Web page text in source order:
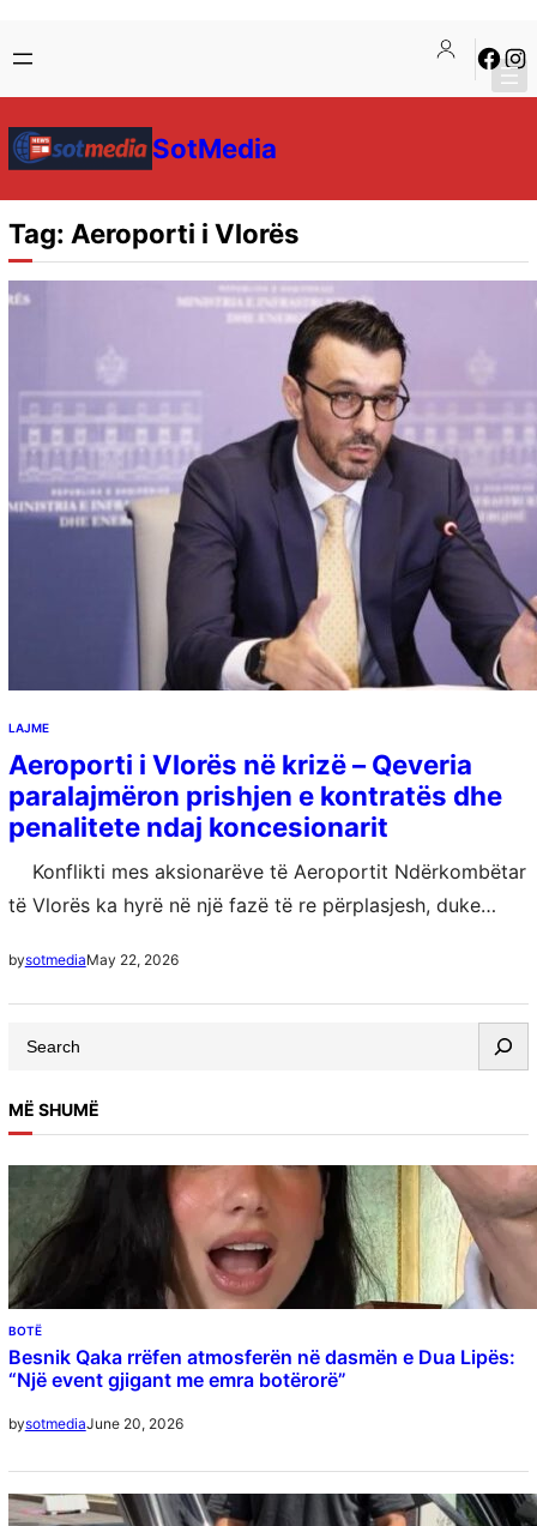
to
content
to
content
SotMedia
Tag: Aeroporti i Vlorës
LAJME
Aeroporti i Vlorës në krizë – Qeveria
paralajmëron prishjen e kontratës dhe
penalitete ndaj koncesionarit
Konflikti mes aksionarëve të Aeroportit Ndërkombëtar
të Vlorës ka hyrë në një fazë të re përplasjesh, duke
nisjen e…
bysotmediaMay 22, 2026
a
r
c
h
MË SHUMË
BOTË
Besnik Qaka rrëfen atmosferën në dasmën e Dua Lipës:
“Një event gjigant me emra botërorë”
bysotmediaJune 20, 2026